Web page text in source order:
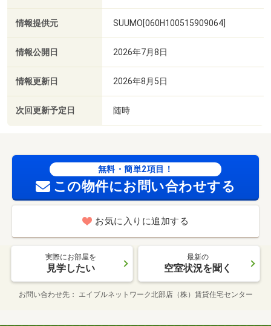
情報提供元 SUUMO[060H100515909064]
情報公開日 2026年7月8日
情報更新日 2026年8月5日
次回更新予定日 随時
無料・簡単2項目！
この物件にお問い合わせする
お気に入りに追加する
実際にお部屋を
見学したい
最新の
空室状況を聞く
お問い合わせ先 エイブルネットワーク北部店（株）賃貸住宅センター